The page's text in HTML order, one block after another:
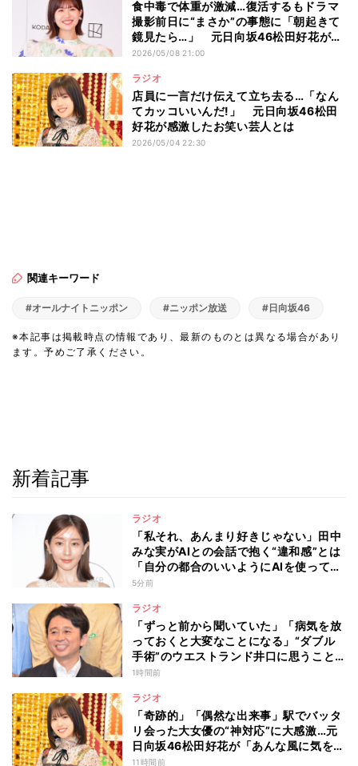
食中毒で体重が激減…復活するもドラマ
撮影前日に“まさか”の事態に「朝起きて
鏡見たら…」 元日向坂46松田好花が
『まりとっつぁん』撮影の裏側を告白
2026/05/08 21:00
ラジオ
店員に一言だけ伝えて立ち去る…「なん
てカッコいいんだ!」 元日向坂46松田
好花が感激したお笑い芸人とは
2026/05/04 22:30
関連キーワード
#オールナイトニッポン #ニッポン放送 #日向坂46
※本記事は掲載時点の情報であり、最新のものとは異なる場合があり
ます。予めご了承ください。
新着記事
ラジオ
「私それ、あんまり好きじゃない」田中
みな実がAIとの会話で抱く“違和感”とは
「自分の都合のいいようにAIを使ってる
人たちって…」
5分前
ラジオ
「ずっと前から聞いていた」「病気を放
っておくと大変なことになる」“ダブル
手術”のウエストランド井口に思うこと…
有吉弘行が本音を明かした“仕事と病
1時間前
ラジオ
「奇跡的」「偶然な出来事」駅でバッタ
リ会った大女優の“神対応”に大感激…元
日向坂46松田好花が「あんな風に気を使
える人になりたい」と感動した“振る舞
11時間前